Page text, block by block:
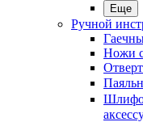
Еще
Ручной
Ножи